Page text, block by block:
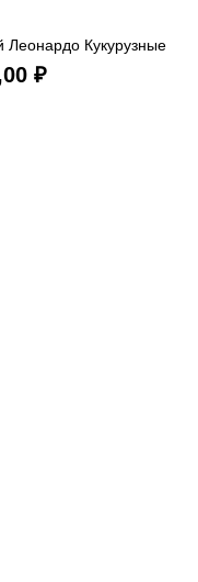
В КОРЗИНУ
Леонардо Кукурузные
250 гр
₽